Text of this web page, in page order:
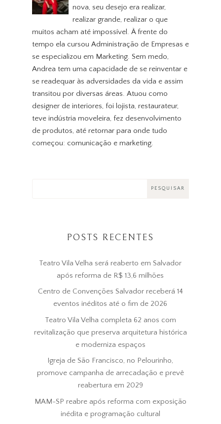
nova, seu desejo era realizar,
realizar grande, realizar o que
muitos acham até impossível. À frente do
tempo ela cursou Administração de Empresas e
se especializou em Marketing. Sem medo,
Andrea tem uma capacidade de se reinventar e
se readequar às adversidades da vida e assim
transitou por diversas áreas. Atuou como
designer de interiores, foi lojista, restaurateur,
teve indústria moveleira, fez desenvolvimento
de produtos, até retornar para onde tudo
começou: comunicação e marketing.
POSTS RECENTES
Teatro Vila Velha será reaberto em Salvador
após reforma de R$ 13,6 milhões
Centro de Convenções Salvador receberá 14
eventos inéditos até o fim de 2026
Teatro Vila Velha completa 62 anos com
revitalização que preserva arquitetura histórica
e moderniza espaços
Igreja de São Francisco, no Pelourinho,
promove campanha de arrecadação e prevê
reabertura em 2029
MAM-SP reabre após reforma com exposição
inédita e programação cultural